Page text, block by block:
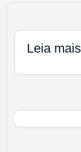
Leia mais